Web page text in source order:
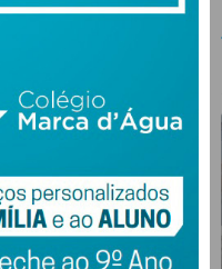
de